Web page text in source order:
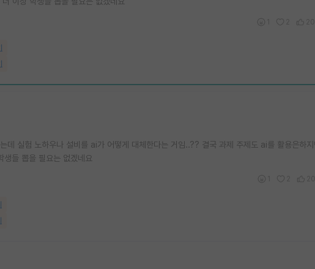
데 실험 노하우나 설비를 ai가 어떻게 대체한다는 거임..?? 결국 과제 주제도 ai를 활용은하
들 뽑을 필요는 없겠네요